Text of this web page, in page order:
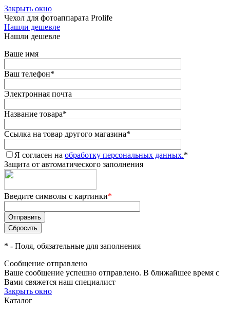
Закрыть окно
Чехол для фотоаппарата Prolife
Нашли дешевле
Нашли дешевле
Ваше имя
Ваш телефон*
Электронная почта
Название товара*
Ссылка на товар другого магазина*
Я согласен на обработку персональных данных.*
Защита от автоматического заполнения
Введите символы с картинки*
* - Поля, обязательные для заполнения
Сообщение отправлено
Ваше сообщение успешно отправлено. В ближайшее время с
Вами свяжется наш специалист
Закрыть окно
Каталог